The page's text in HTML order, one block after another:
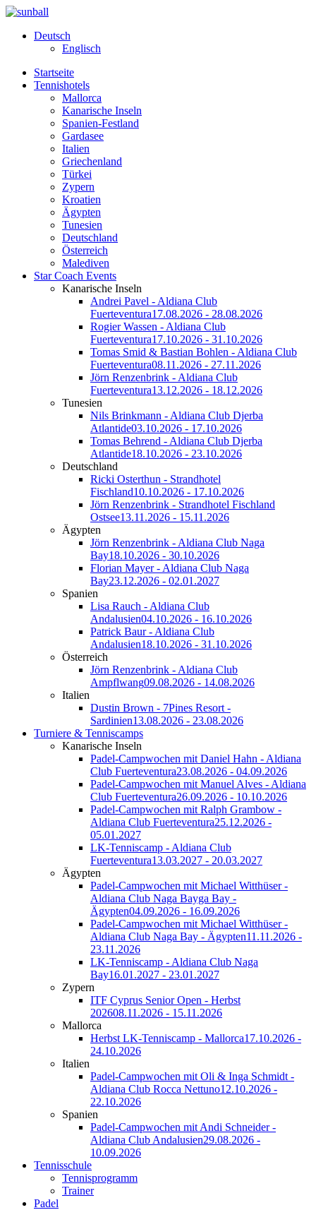
Deutsch
Englisch
Startseite
Tennishotels
Mallorca
Kanarische Inseln
Spanien-Festland
Gardasee
Italien
Griechenland
Türkei
Zypern
Kroatien
Ägypten
Tunesien
Deutschland
Österreich
Malediven
Star Coach Events
Kanarische Inseln
Andrei Pavel - Aldiana Club
Fuerteventura17.08.2026 - 28.08.2026
Rogier Wassen - Aldiana Club
Fuerteventura17.10.2026 - 31.10.2026
Tomas Smid & Bastian Bohlen - Aldiana Club
Fuerteventura08.11.2026 - 27.11.2026
Jörn Renzenbrink - Aldiana Club
Fuerteventura13.12.2026 - 18.12.2026
Tunesien
Nils Brinkmann - Aldiana Club Djerba
Atlantide03.10.2026 - 17.10.2026
Tomas Behrend - Aldiana Club Djerba
Atlantide18.10.2026 - 23.10.2026
Deutschland
Ricki Osterthun - Strandhotel
Fischland10.10.2026 - 17.10.2026
Jörn Renzenbrink - Strandhotel Fischland
Ostsee13.11.2026 - 15.11.2026
Ägypten
Jörn Renzenbrink - Aldiana Club Naga
Bay18.10.2026 - 30.10.2026
Florian Mayer - Aldiana Club Naga
Bay23.12.2026 - 02.01.2027
Spanien
Lisa Rauch - Aldiana Club
Andalusien04.10.2026 - 16.10.2026
Patrick Baur - Aldiana Club
Andalusien18.10.2026 - 31.10.2026
Österreich
Jörn Renzenbrink - Aldiana Club
Ampflwang09.08.2026 - 14.08.2026
Italien
Dustin Brown - 7Pines Resort -
Sardinien13.08.2026 - 23.08.2026
Turniere & Tenniscamps
Kanarische Inseln
Padel-Campwochen mit Daniel Hahn - Aldiana
Club Fuerteventura23.08.2026 - 04.09.2026
Padel-Campwochen mit Manuel Alves - Aldiana
Club Fuerteventura26.09.2026 - 10.10.2026
Padel-Campwochen mit Ralph Grambow -
Aldiana Club Fuerteventura25.12.2026 -
05.01.2027
LK-Tenniscamp - Aldiana Club
Fuerteventura13.03.2027 - 20.03.2027
Ägypten
Padel-Campwochen mit Michael Witthüser -
Aldiana Club Naga Bayga Bay -
Ägypten04.09.2026 - 16.09.2026
Padel-Campwochen mit Michael Witthüser -
Aldiana Club Naga Bay - Ägypten11.11.2026 -
23.11.2026
LK-Tenniscamp - Aldiana Club Naga
Bay16.01.2027 - 23.01.2027
Zypern
ITF Cyprus Senior Open - Herbst
202608.11.2026 - 15.11.2026
Mallorca
Herbst LK-Tenniscamp - Mallorca17.10.2026 -
24.10.2026
Italien
Padel-Campwochen mit Oli & Inga Schmidt -
Aldiana Club Rocca Nettuno12.10.2026 -
22.10.2026
Spanien
Padel-Campwochen mit Andi Schneider -
Aldiana Club Andalusien29.08.2026 -
10.09.2026
Tennisschule
Tennisprogramm
Trainer
Padel